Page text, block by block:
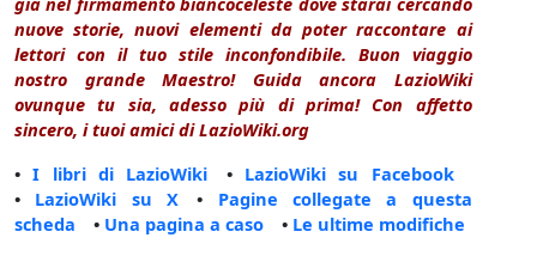
nuove storie, nuovi elementi da poter raccontare ai
lettori con il tuo stile inconfondibile. Buon viaggio
nostro grande Maestro! Guida ancora LazioWiki
ovunque tu sia, adesso più di prima! Con affetto
sincero, i tuoi amici di LazioWiki.org
•I libri di LazioWiki • LazioWiki su Facebook
• LazioWiki su X • Pagine collegate a questa
scheda • Una pagina a caso • Le ultime modifiche